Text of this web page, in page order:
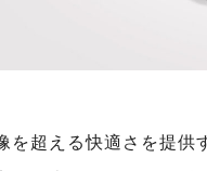
を超える快適さを提供